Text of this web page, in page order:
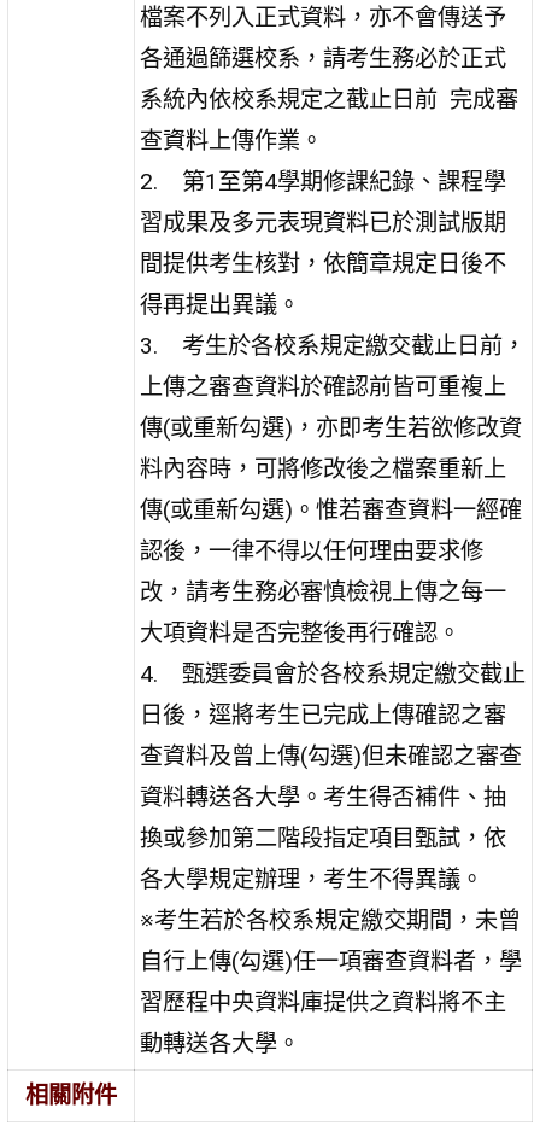
檔案不列入正式資料，亦不會傳送予
各通過篩選校系，請考生務必於正式
系統內依校系規定之截止日前 完成審
查資料上傳作業。
2. 第1 至第4學期修課紀錄、課程學
習成果及多元表現資料已於測試版期
間提供考生核對，依簡章規定日後不
得再提出異議。
3. 考生於各校系規定繳交截止日前，
上傳之審查資料於確認前皆可重複上
傳(或重新勾選) ，亦即考生若欲修改資
料內容時，可將修改後之檔案重新上
傳(或重新勾選) 。惟若審查資料一經確
認後，一律不得以任何理由要求修
改，請考生務必審慎檢視上傳之每一
大項資料是否完整後再行確認。
4. 甄選委員會於各校系規定繳交截止
日後，逕將考生已完成上傳確認之審
查資料及曾上傳(勾選)但未確認之審查
資料轉送各大學。考生得否補件、抽
換或參加第二階段指定項目甄試，依
各大學規定辦理，考生不得異議。
※考生若於各校系規定繳交期間，未曾
自行上傳(勾選)任一項審查資料者，學
習歷程中央資料庫提供之資料將不主
動轉送各大學。
相關附件